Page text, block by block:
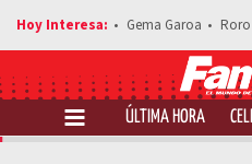
Gema Garoa
ÚLTIMA HORA